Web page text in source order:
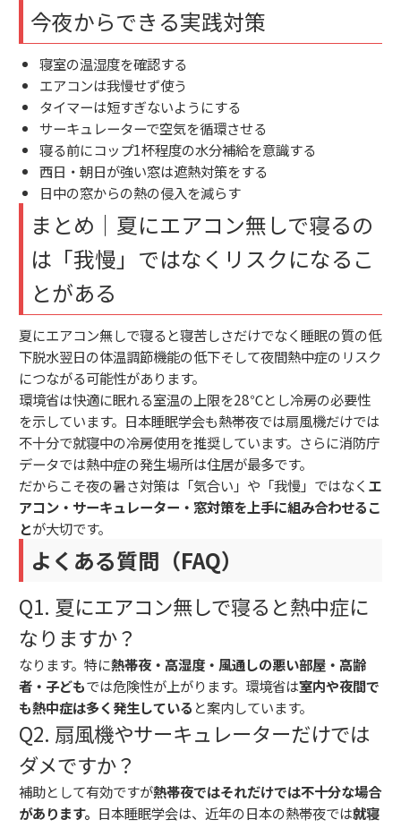
今夜からできる実践対策
寝室の温湿度を確認する
エアコンは我慢せず使う
タイマーは短すぎないようにする
サーキュレーターで空気を循環させる
寝る前にコップ1杯程度の水分補給を意識する
西日・朝日が強い窓は遮熱対策をする
日中の窓からの熱の侵入を減らす
まとめ｜夏にエアコン無しで寝るの
は「我慢」ではなくリスクになるこ
とがある
夏にエアコン無しで寝ると寝苦しさだけでなく睡眠の質の低
下脱水翌日の体温調節機能の低下そして夜間熱中症のリスク
につながる可能性があります。
環境省は快適に眠れる室温の上限を28℃とし冷房の必要性
を示しています。日本睡眠学会も熱帯夜では扇風機だけでは
不十分で就寝中の冷房使用を推奨しています。さらに消防庁
データでは熱中症の発生場所は住居が最多です。
だからこそ夜の暑さ対策は「気合い」や「我慢」ではなく エ
アコン・サーキュレーター・窓対策を上手に組み合わせるこ
とが大切です。
よくある質問（FAQ）
Q1. 夏にエアコン無しで寝ると熱中症に
なりますか？
なります。特に熱帯夜・高湿度・風通しの悪い部屋・高齢
者・子どもでは危険性が上がります。環境省は室内や夜間で
も熱中症は多く発生している と案内しています。
Q2. 扇風機やサーキュレーターだけでは
ダメですか？
補助として有効ですが熱帯夜ではそれだけでは不十分な場合
があります。 日本睡眠学会は、近年の日本の熱帯夜では就寝